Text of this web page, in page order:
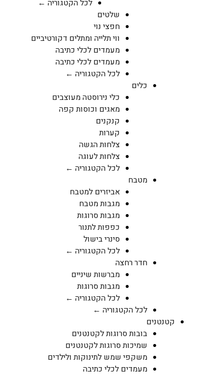
לכל הקטגוריה ←
שלטים
חפצי נוי
ווי תלייה ומתלים דקורטיביים
מעמדים לכלי כתיבה
מעמדים לכלי כתיבה
לכל הקטגוריה ←
כלים
כלי נירוסטה מעוצבים
מאגים וכוסות קפה
קנקנים
קערות
צלחות הגשה
צלחות לעוגה
לכל הקטגוריה ←
מטבח
אביזרים למטבח
מגבות מטבח
מגבות סרוגות
כפפות לתנור
סינרי בישול
לכל הקטגוריה ←
חדר רחצה
מברשות שיניים
מגבות סרוגות
לכל הקטגוריה ←
לכל הקטגוריה ←
קטנטנים
בובות סרוגות לקטנטנים
שמיכות סרוגות לקטנטנים
משקפי שמש לתינוקות ולילדים
מעמדים לכלי כתיבה